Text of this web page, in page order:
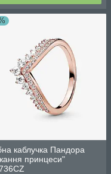
каблучка Пандора
принцеси"